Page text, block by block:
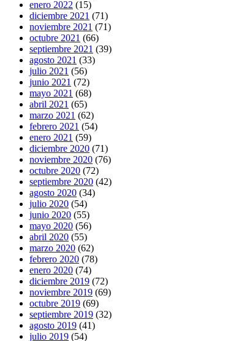
enero 2022 (15)
diciembre 2021 (71)
noviembre 2021 (71)
octubre 2021 (66)
septiembre 2021 (39)
agosto 2021 (33)
julio 2021 (56)
junio 2021 (72)
mayo 2021 (68)
abril 2021 (65)
marzo 2021 (62)
febrero 2021 (54)
enero 2021 (59)
diciembre 2020 (71)
noviembre 2020 (76)
octubre 2020 (72)
septiembre 2020 (42)
agosto 2020 (34)
julio 2020 (54)
junio 2020 (55)
mayo 2020 (56)
abril 2020 (55)
marzo 2020 (62)
febrero 2020 (78)
enero 2020 (74)
diciembre 2019 (72)
noviembre 2019 (69)
octubre 2019 (69)
septiembre 2019 (32)
agosto 2019 (41)
julio 2019 (54)